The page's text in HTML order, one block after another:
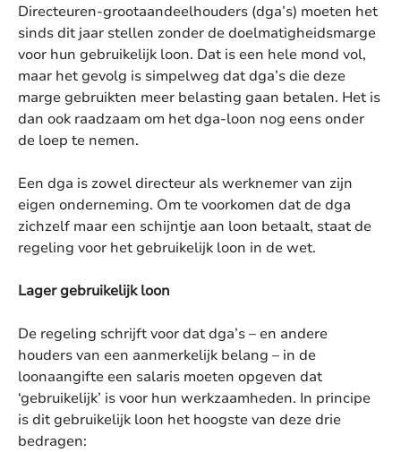
Directeuren-grootaandeelhouders (dga’s) moeten het
sinds dit jaar stellen zonder de doelmatigheidsmarge
voor hun gebruikelijk loon. Dat is een hele mond vol,
maar het gevolg is simpelweg dat dga’s die deze
marge gebruikten meer belasting gaan betalen. Het is
dan ook raadzaam om het dga-loon nog eens onder
de loep te nemen.
Een dga is zowel directeur als werknemer van zijn
eigen onderneming. Om te voorkomen dat de dga
zichzelf maar een schijntje aan loon betaalt, staat de
regeling voor het gebruikelijk loon in de wet.
Lager gebruikelijk loon
De regeling schrijft voor dat dga’s – en andere
houders van een aanmerkelijk belang – in de
loonaangifte een salaris moeten opgeven dat
‘gebruikelijk’ is voor hun werkzaamheden. In principe
is dit gebruikelijk loon het hoogste van deze drie
bedragen: